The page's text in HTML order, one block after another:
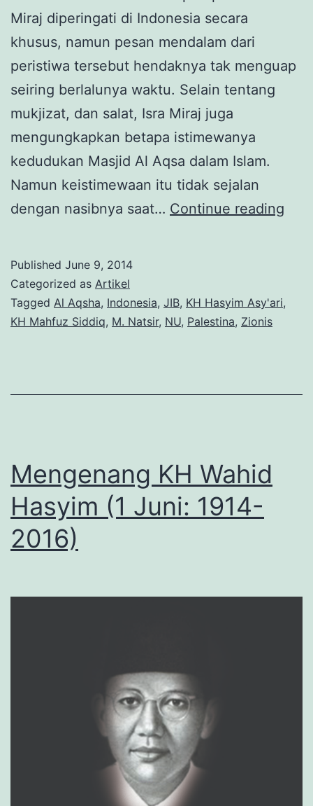
Miraj diperingati di Indonesia secara
khusus, namun pesan mendalam dari
peristiwa tersebut hendaknya tak menguap
seiring berlalunya waktu. Selain tentang
mukjizat, dan salat, Isra Miraj juga
mengungkapkan betapa istimewanya
kedudukan Masjid Al Aqsa dalam Islam.
Namun keistimewaan itu tidak sejalan
dengan nasibnya saat… Continue reading
Published June 9, 2014
Categorized as Artikel
Tagged Al Aqsha, Indonesia, JIB, KH Hasyim Asy'ari,
KH Mahfuz Siddiq, M. Natsir, NU, Palestina, Zionis
Mengenang KH Wahid
Hasyim (1 Juni: 1914-
2016)